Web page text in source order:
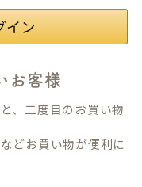
お客様
、二度目のお買い物
どお買い物が便利に